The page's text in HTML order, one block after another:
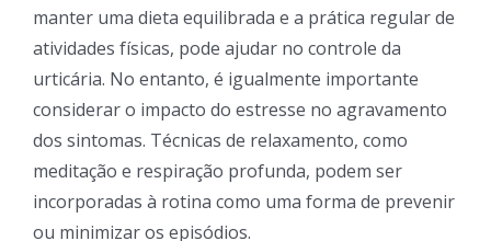
manter uma dieta equilibrada e a prática regular de
atividades físicas, pode ajudar no controle da
urticária. No entanto, é igualmente importante
considerar o impacto do estresse no agravamento
dos sintomas. Técnicas de relaxamento, como
meditação e respiração profunda, podem ser
incorporadas à rotina como uma forma de prevenir
ou minimizar os episódios.